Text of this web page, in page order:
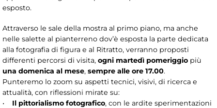
esposto.
Attraverso le sale della mostra al primo piano, ma anche
nelle salette al pianterreno dov’è esposta la parte dedicata
alla fotografia di figura e al Ritratto, verranno proposti
differenti percorsi di visita, ogni martedì pomeriggio più
una domenica al mese, sempre alle ore 17.00.
Punteremo lo zoom su aspetti tecnici, visivi, di ricerca e
attualità, con riflessioni mirate su:
• Il pittorialismo fotografico, con le ardite sperimentazioni